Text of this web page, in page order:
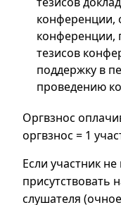
конференции,
конференции,
тезисов
поддержку в
проведению
Оргвзнос
оргвзнос = 1
Если участник
присутствовать
слушателя